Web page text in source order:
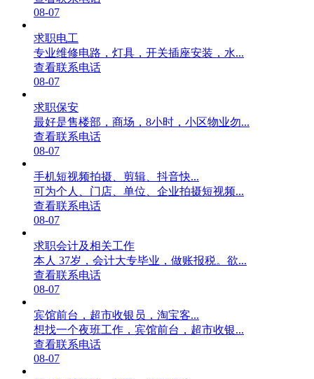
08-07
求职电工
专业维修电路，灯具，开关插座安装，水...
查看联系电话
08-07
求职保安
最好是售楼部，商场，8小时，小区物业勿...
查看联系电话
08-07
手机短视频拍摄、剪辑、抖音快...
可为个人、门店、单位、企业拍摄短视频...
查看联系电话
08-07
求职会计及相关工作
本人 37岁，会计大专毕业，做账报税。欲...
查看联系电话
08-07
宾馆前台，超市收银员，淘宝客...
想找一个夜班工作，宾馆前台，超市收银...
查看联系电话
08-07